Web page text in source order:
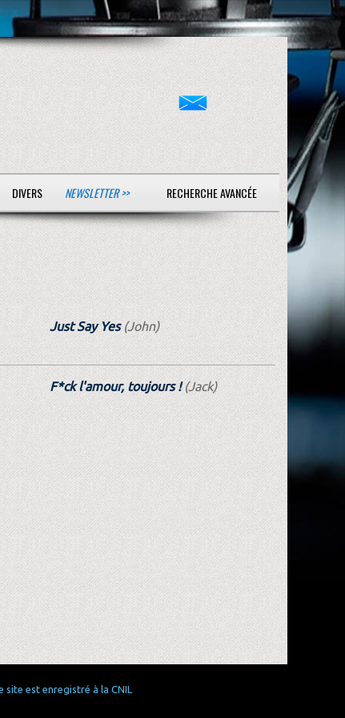
DIVERS NEWSLETTER >> RECHERCHE AVANCÉE
Just Say Yes(John)
F*ck l'amour, toujours !(Jack)
site est enregistré à la CNIL